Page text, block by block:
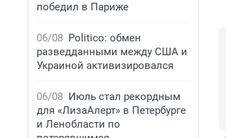
победил в Париже
06/08 Politico: обмен
разведданными между США и
Украиной активизировался
06/08 Июль стал рекордным
для «ЛизаАлерт» в Петербурге
и Ленобласти по